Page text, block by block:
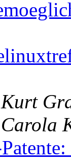
Kurt
Carola